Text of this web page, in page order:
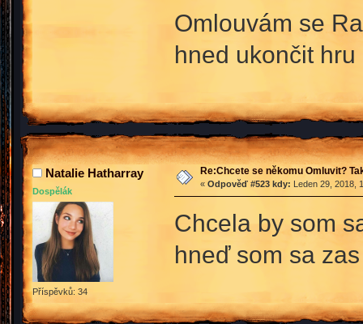
Omlouvám se
hned ukončit hru
Natalie Hatharray
Dospělák
Příspěvků: 34
Re:Chcete se někomu Omluvit?
« Odpověď #523 kdy: Leden 29, 2018,
Chcela by som
hneď som sa